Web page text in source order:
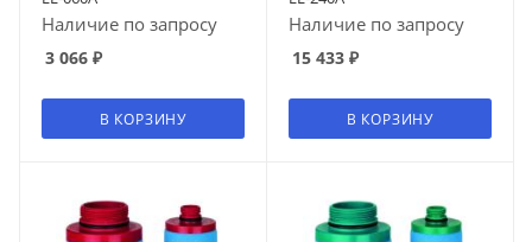
Наличие по запросу
3 066 ₽
В КОРЗИНУ
Наличие по запросу
15 433 ₽
В КОРЗИНУ